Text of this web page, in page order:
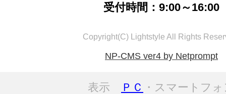
受付時間：9:00～16:00
Copyright(C) Lightstyle All Rights
NP-CMS ver4 by Netprompt
表示 ＰＣ ・スマートフ